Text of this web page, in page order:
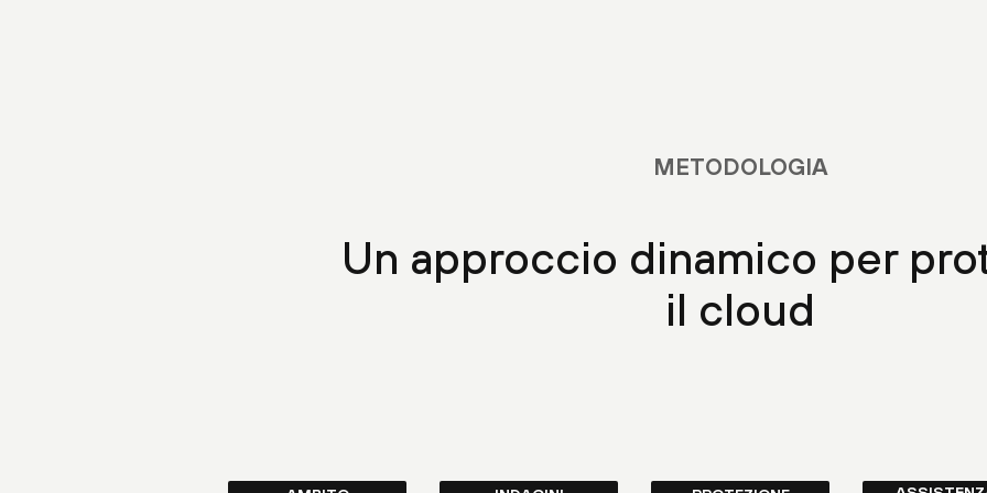
METODOLOGIA
Un approccio dinamico per
il cloud